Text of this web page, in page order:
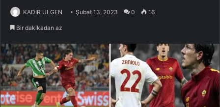
KADİR ÜLGEN Şubat 13, 2023 0 16
Bir dakikadan az